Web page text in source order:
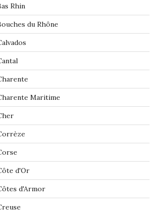
Rhin
du Rhône
Maritime
d'Or
d'Armor